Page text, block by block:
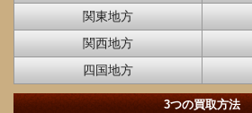
関東地方
関西地方
四国地方
3つの買取方法